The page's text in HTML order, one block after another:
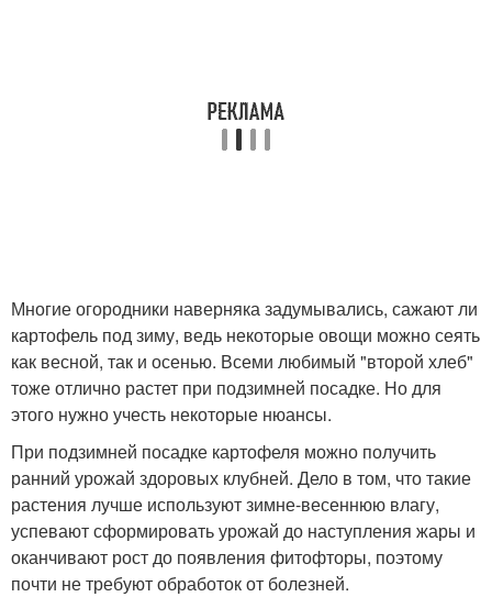
Многие огородники наверняка задумывались, сажают ли
картофель под зиму, ведь некоторые овощи можно сеять
как весной, так и осенью. Всеми любимый "второй хлеб"
тоже отлично растет при подзимней посадке. Но для
этого нужно учесть некоторые нюансы.
При подзимней посадке картофеля можно получить
ранний урожай здоровых клубней. Дело в том, что такие
растения лучше используют зимне-весеннюю влагу,
успевают сформировать урожай до наступления жары и
оканчивают рост до появления фитофторы, поэтому
почти не требуют обработок от болезней.